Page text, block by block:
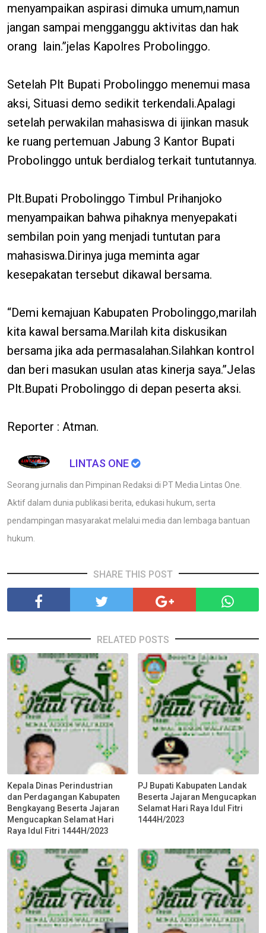
menyampaikan aspirasi dimuka umum,namun
jangan sampai mengganggu aktivitas dan hak
orang lain.”jelas Kapolres Probolinggo.
Setelah Plt Bupati Probolinggo menemui masa
aksi, Situasi demo sedikit terkendali.Apalagi
setelah perwakilan mahasiswa di ijinkan masuk
ke ruang pertemuan Jabung 3 Kantor Bupati
Probolinggo untuk berdialog terkait tuntutannya.
Plt.Bupati Probolinggo Timbul Prihanjoko
menyampaikan bahwa pihaknya menyepakati
sembilan poin yang menjadi tuntutan para
mahasiswa.Dirinya juga meminta agar
kesepakatan tersebut dikawal bersama.
“Demi kemajuan Kabupaten Probolinggo,marilah
kita kawal bersama.Marilah kita diskusikan
bersama jika ada permasalahan.Silahkan kontrol
dan beri masukan usulan atas kinerja saya.”Jelas
Plt.Bupati Probolinggo di depan peserta aksi.
Reporter : Atman.
LINTAS ONE
Seorang jurnalis dan Pimpinan Redaksi di PT Media Lintas One.
Aktif dalam dunia publikasi berita, edukasi hukum, serta
pendampingan masyarakat melalui media dan lembaga bantuan
hukum.
SHARE THIS POST
RELATED POSTS
Kepala Dinas Perindustrian
dan Perdagangan Kabupaten
Bengkayang Beserta Jajaran
Mengucapkan Selamat Hari
Raya Idul Fitri 1444H/2023
PJ Bupati Kabupaten Landak
Beserta Jajaran Mengucapkan
Selamat Hari Raya Idul Fitri
1444H/2023